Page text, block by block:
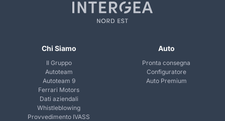
Chi Siamo
Il Gruppo
Autoteam
Autoteam 9
Ferrari Motors
Dati aziendali
Whistleblowing
Provvedimento IVASS
Auto
Pronta consegna
Configuratore
Auto Premium